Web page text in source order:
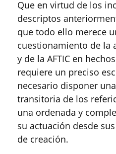
Que en virtud de los
descriptos
que todo ello merece
cuestionamiento de la
y de la AFTIC en
requiere un preciso
necesario disponer
transitoria de los
una ordenada y
su actuación desde
de creación.